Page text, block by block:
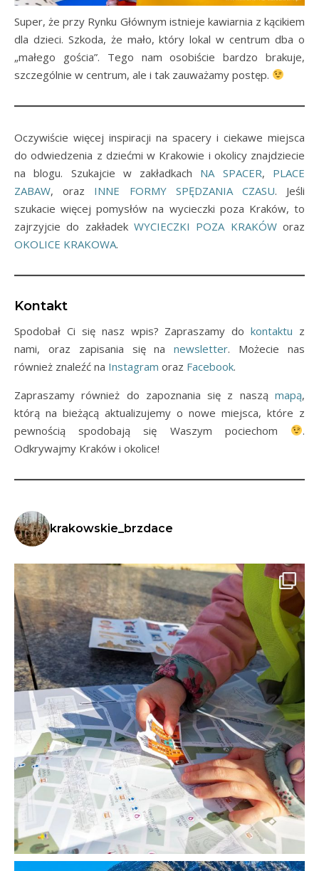
Super, że przy Rynku Głównym istnieje kawiarnia z kącikiem
dla dzieci. Szkoda, że mało, który lokal w centrum dba o
„małego gościa”. Tego nam osobiście bardzo brakuje,
szczególnie w centrum, ale i tak zauważamy postęp.
Oczywiście więcej inspiracji na spacery i ciekawe miejsca
do odwiedzenia z dziećmi w Krakowie i okolicy znajdziecie
na blogu. Szukajcie w zakładkach NA SPACER, PLACE
ZABAW, oraz INNE FORMY SPĘDZANIA CZASU. Jeśli
szukacie więcej pomysłów na wycieczki poza Kraków, to
zajrzyjcie do zakładek WYCIECZKI POZA KRAKÓWoraz
OKOLICE KRAKOWA.
Kontakt
Spodobał Ci się nasz wpis? Zapraszamy dokontaktu z
nami, oraz zapisania się nanewsletter. Możecie nas
również znaleźć na Instagram oraz Facebook.
Zapraszamy również do zapoznania się z naszą mapą,
którą na bieżącą aktualizujemy o nowe miejsca, które z
pewnością spodobają się Waszym pociechom
.
Odkrywajmy Kraków i okolice!
krakowskie_brzdace